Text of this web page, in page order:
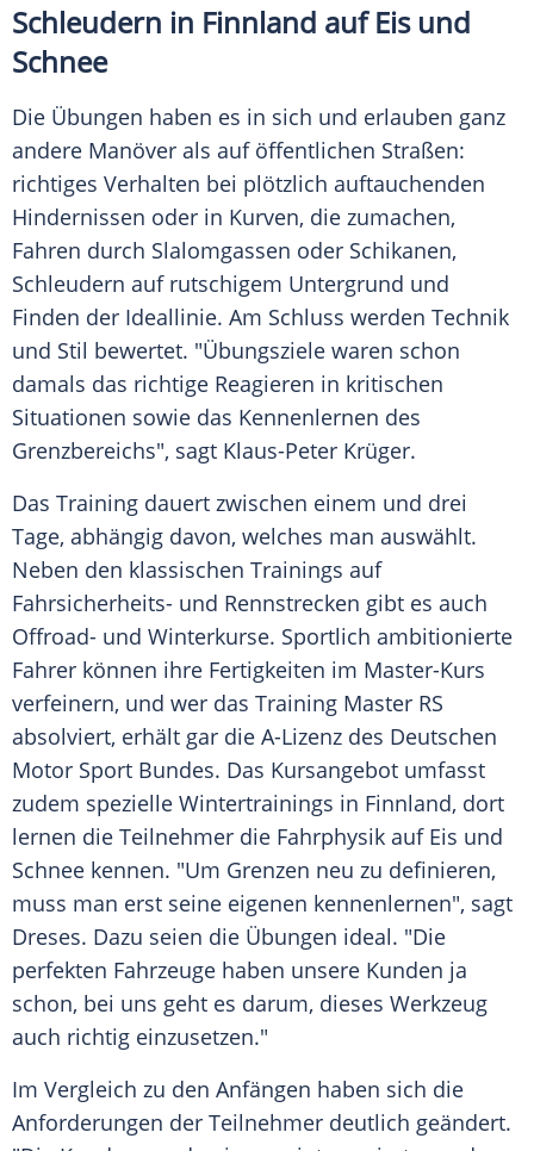
Schleudern in Finnland auf Eis und
Schnee
Die Übungen haben es in sich und erlauben ganz
andere Manöver als auf öffentlichen Straßen:
richtiges Verhalten bei plötzlich auftauchenden
Hindernissen oder in Kurven, die zumachen,
Fahren durch Slalomgassen oder Schikanen,
Schleudern auf rutschigem Untergrund und
Finden der Ideallinie. Am Schluss werden Technik
und Stil bewertet. "Übungsziele waren schon
damals das richtige Reagieren in kritischen
Situationen sowie das Kennenlernen des
Grenzbereichs", sagt Klaus-Peter Krüger.
Das Training dauert zwischen einem und drei
Tage, abhängig davon, welches man auswählt.
Neben den klassischen Trainings auf
Fahrsicherheits- und Rennstrecken gibt es auch
Offroad- und Winterkurse. Sportlich ambitionierte
Fahrer können ihre Fertigkeiten im Master-Kurs
verfeinern, und wer das Training Master RS
absolviert, erhält gar die A-Lizenz des Deutschen
Motor Sport Bundes. Das Kursangebot umfasst
zudem spezielle Wintertrainings in Finnland, dort
lernen die Teilnehmer die Fahrphysik auf Eis und
Schnee kennen. "Um Grenzen neu zu definieren,
muss man erst seine eigenen kennenlernen", sagt
Dreses. Dazu seien die Übungen ideal. "Die
perfekten Fahrzeuge haben unsere Kunden ja
schon, bei uns geht es darum, dieses Werkzeug
auch richtig einzusetzen."
Im Vergleich zu den Anfängen haben sich die
Anforderungen der Teilnehmer deutlich geändert.